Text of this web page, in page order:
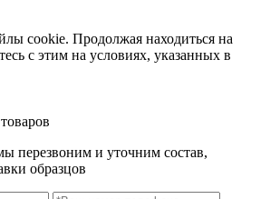
cookie. Продолжая находиться на
с этим на условиях, указанных в
перезвоним и уточним состав,
образцов